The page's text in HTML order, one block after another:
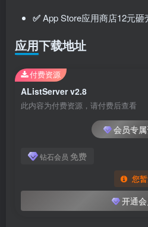
✅App Store应用商店12元砸
应用下载地址
AListServer v2.8
此内容为付费资源，请付费后查看
会员专
钻石会员 免费
您
开通
付费资源